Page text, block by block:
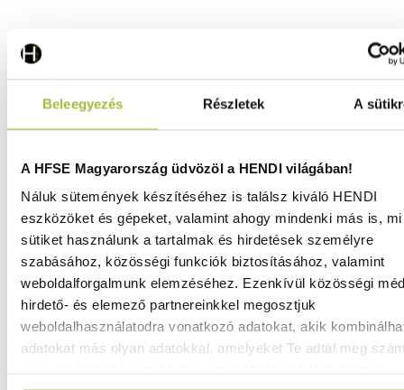
Beleegyezés Részletek A
A HFSE Magyarország üdvözöl a HENDI világában!
Náluk sütemények készítéséhez is találsz kiváló HENDI
eszközöket és gépeket, valamint ahogy mindenki más is,
sütiket használunk a tartalmak és hirdetések személyre
szabásához, közösségi funkciók biztosításához, valamint
weboldalforgalmunk elemzéséhez. Ezenkívül közösségi
hirdető- és elemező partnereinkkel megosztjuk
weboldalhasználatodra vonatkozó adatokat, akik
adatokat más olyan adatokkal, amelyeket Te adtál meg
1.780Ft
(1.402Ft+ ÁFA)
KOSÁRBA